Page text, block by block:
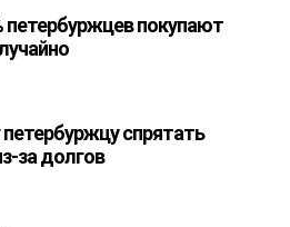
петербуржцев покупают
спрятать
за долгов